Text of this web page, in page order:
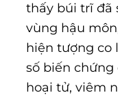
thấy búi trĩ đã
vùng hậu
hiện tượng co
số biến
hoại tử, viêm